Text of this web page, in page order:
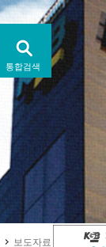
통합검색
보도자료